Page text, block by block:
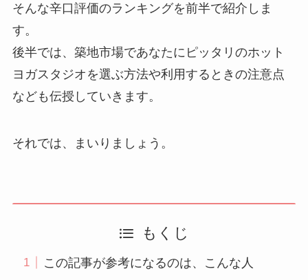
そんな辛口評価のランキングを前半で紹介しま
す。
後半では、築地市場であなたにピッタリのホット
ヨガスタジオを選ぶ方法や利用するときの注意点
なども伝授していきます。
それでは、まいりましょう。
もくじ
この記事が参考になるのは、こんな人